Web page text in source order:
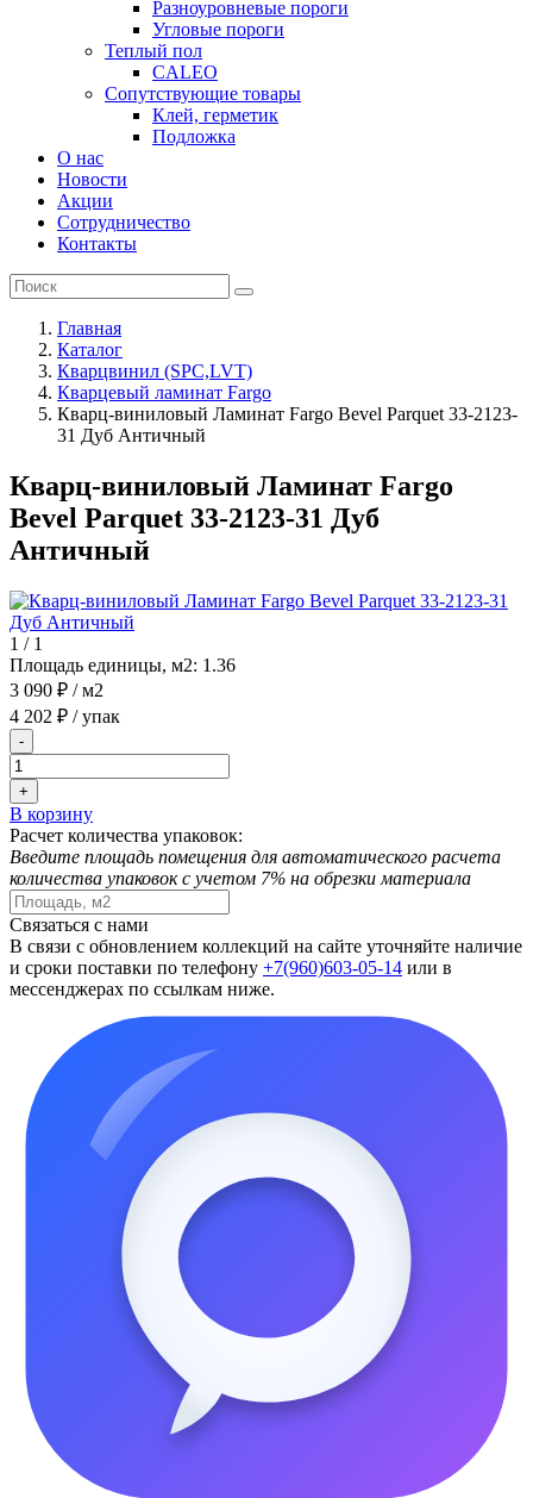
Разноуровневые пороги
Угловые пороги
Теплый пол
CALEO
Сопутствующие товары
Клей, герметик
Подложка
О нас
Новости
Акции
Сотрудничество
Контакты
Главная
Каталог
Кварцвинил (SPC,LVT)
Кварцевый ламинат Fargo
Кварц-виниловый Ламинат Fargo Bevel Parquet 33-2123-
31 Дуб Античный
Кварц-виниловый Ламинат Fargo
Bevel Parquet 33-2123-31 Дуб
Античный
1 / 1
Площадь единицы, м2: 1.36
3 090 ₽ / м2
4 202 ₽ / упак
-
+
В корзину
Расчет количества упаковок:
Введите площадь помещения для автоматического расчета
количества упаковок с учетом 7% на обрезки материала
Связаться с нами
В связи с обновлением коллекций на сайте уточняйте наличие
и сроки поставки по телефону +7(960)603-05-14 или в
мессенджерах по ссылкам ниже.